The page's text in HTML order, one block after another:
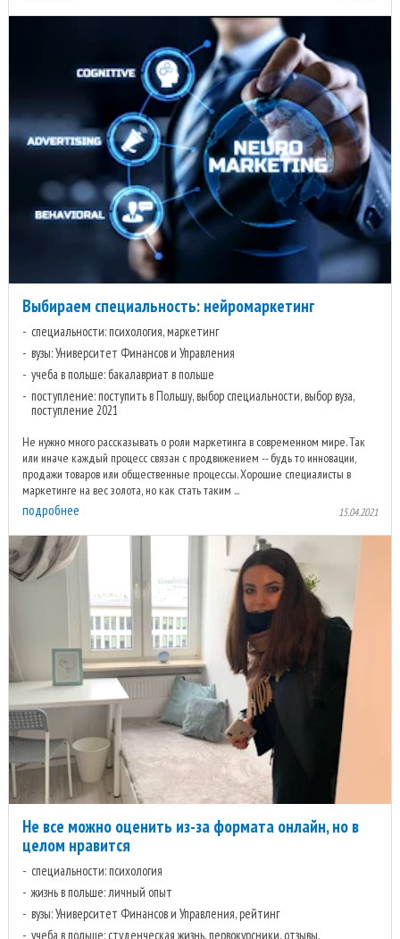
Выбираем специальность: нейромаркетинг
специальности: психология, маркетинг
вузы: Университет Финансов и Управления
учеба в польше: бакалавриат в польше
поступление: поступить в Польшу, выбор специальности, выбор вуза,
поступление 2021
Не нужно много рассказывать о роли маркетинга в современном мире. Так
или иначе каждый процесс связан с продвижением -- будь то инновации,
продажи товаров или общественные процессы. Хорошие специалисты в
маркетинге на вес золота, но как стать таким ...
подробнее 15.04.2021
Не все можно оценить из-за формата онлайн, но в
целом нравится
специальности: психология
жизнь в польше: личный опыт
вузы: Университет Финансов и Управления, рейтинг
учеба в польше: студенческая жизнь, первокурсники, отзывы,